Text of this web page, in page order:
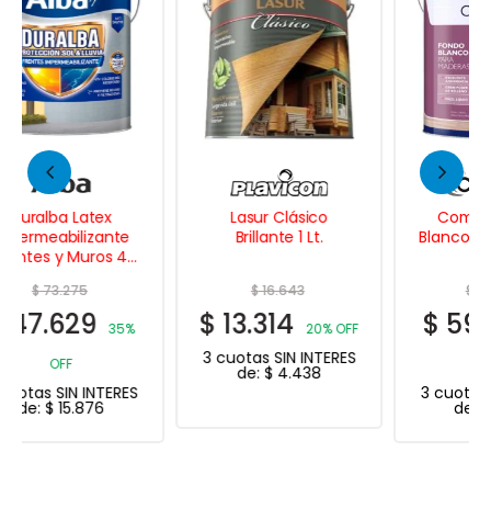
Lasur Clásico
Brillante 1 Lt.
$13.314 20% OFF
3 cuotas SIN INTERES
Comodin Fondo
Blanco p/ Maderas 4
$ 59.598
20%
OFF
3 cuotas SIN INTERES